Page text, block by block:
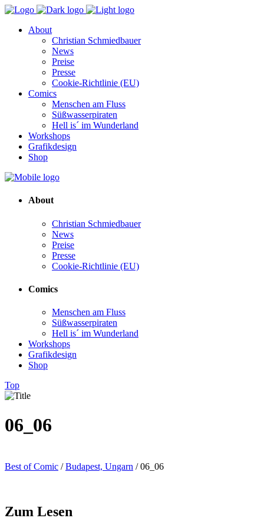
About
Christian Schmiedbauer
News
Preise
Presse
Cookie-Richtlinie (EU)
Comics
Menschen am Fluss
Süßwasserpiraten
Hell is´ im Wunderland
Workshops
Grafikdesign
Shop
About
Christian Schmiedbauer
News
Preise
Presse
Cookie-Richtlinie (EU)
Comics
Menschen am Fluss
Süßwasserpiraten
Hell is´ im Wunderland
Workshops
Grafikdesign
Shop
Top
06_06
Best of Comic /Budapest, Ungarn /06_06
Zum Lesen